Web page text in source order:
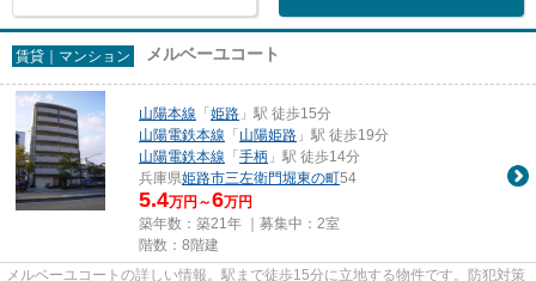
賃貸｜マンション メルベーユコート
山陽本線 「姫路 」駅 徒歩15分
山陽電鉄本線 「山陽姫路 」駅 徒歩19分
山陽電鉄本線 「手柄 」駅 徒歩14分
兵庫県姫路市三左衛門堀東の町54
5.4万円～6万円
築年数：築21年 ｜募集中： 2室
階数：8階建
メルベーユコートの詳しい情報。駅まで徒歩15分に立地する物件です。防犯対策